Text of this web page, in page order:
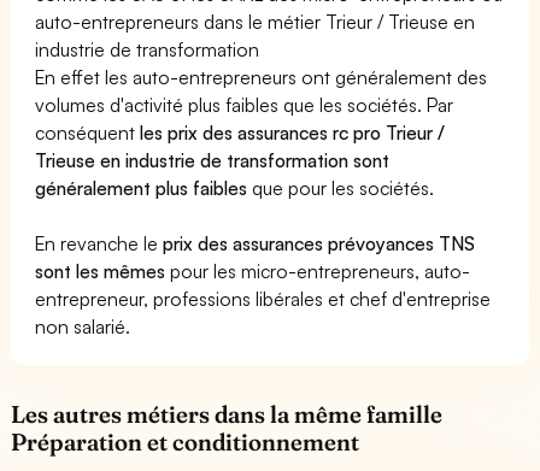
auto-entrepreneurs dans le métier Trieur / Trieuse en
industrie de transformation
En effet les auto-entrepreneurs ont généralement des
volumes d'activité plus faibles que les sociétés. Par
conséquentles prix des assurances rc pro Trieur /
Trieuse en industrie de transformation sont
généralement plus faibles que pour les sociétés.
En revanche leprix des assurances prévoyances TNS
sont les mêmes pour les micro-entrepreneurs, auto-
entrepreneur, professions libérales et chef d'entreprise
non salarié.
Les autres métiers dans la même famille
Préparation et conditionnement